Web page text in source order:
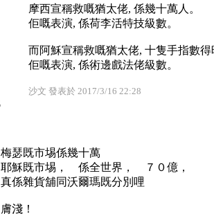
摩西宣稱救嘅猶太佬, 係幾十萬人。
佢嘅表演, 係荷李活特技級數。
而阿穌宣稱救嘅猶太佬, 十隻手指數得
佢嘅表演, 係術邊戲法佬級數。
沙文 發表於 2017/3/16 22:28
梅瑟既市埸係幾十萬
耶穌既市埸， 係全世界， ７０億，
真係雜貨舖同沃爾瑪既分別哩
膚淺！